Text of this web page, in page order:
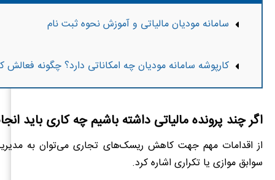
سامانه مودیان مالیاتی و آموزش نحوه ثبت نام
کارپوشه سامانه مودیان چه امکاناتی دارد؟ چگونه فعالش
اگر چند پرونده مالیاتی داشته باشیم چه کاری باید
از اقدامات مهم جهت کاهش ریسک‌های تجاری می‌توان به
سوابق موازی یا تکراری اشاره کرد.